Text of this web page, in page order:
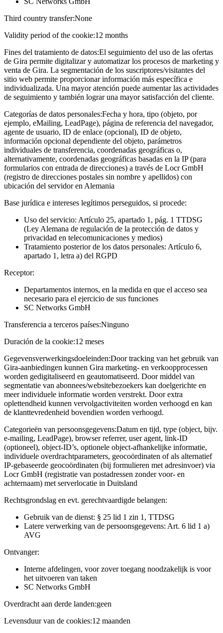
Third country transfer:None
Validity period of the cookie:12 months
Fines del tratamiento de datos:El seguimiento del uso de las ofertas
de Gira permite digitalizar y automatizar los procesos de marketing y
venta de Gira. La segmentación de los suscriptores/visitantes del
sitio web permite proporcionar información más específica e
individualizada. Una mayor atención puede aumentar las actividades
de seguimiento y también lograr una mayor satisfacción del cliente.
Categorías de datos personales:Fecha y hora, tipo (objeto, por
ejemplo, eMailing, LeadPage), página de referencia del navegador,
agente de usuario, ID de enlace (opcional), ID de objeto,
información opcional dependiente del objeto, parámetros
individuales de transferencia, coordenadas geográficas o,
alternativamente, coordenadas geográficas basadas en la IP (para
formularios con entrada de direcciones) a través de Locr GmbH
(registro de direcciones postales sin nombre y apellidos) con
ubicación del servidor en Alemania
Base jurídica e intereses legítimos perseguidos, si procede:
Uso del servicio: Artículo 25, apartado 1, pág. 1 TTDSG
(Ley Alemana de regulación de la protección de datos y
privacidad en telecomunicaciones y medios)
Tratamiento posterior de los datos personales: Artículo 6,
apartado 1, letra a) del RGPD
Receptor:
Departamentos internos, en la medida en que el acceso sea
necesario para el ejercicio de sus funciones
SC Networks GmbH
Transferencia a terceros países:Ninguno
Duración de la cookie:12 meses
Gegevensverwerkingsdoeleinden:Door tracking van het gebruik van
Gira-aanbiedingen kunnen Gira marketing- en verkoopprocessen
worden gedigitaliseerd en geautomatiseerd. Door middel van
segmentatie van abonnees/websitebezoekers kan doelgerichte en
meer individuele informatie worden verstrekt. Door extra
oplettendheid kunnen vervolgactiviteiten worden verhoogd en kan
de klanttevredenheid bovendien worden verhoogd.
Categorieën van persoonsgegevens:Datum en tijd, type (object, bijv.
e-mailing, LeadPage), browser referrer, user agent, link-ID
(optioneel), object-ID’s, optionele object-afhankelijke informatie,
individuele overdrachtparameters, geocoördinaten of als alternatief
IP-gebaseerde geocoördinaten (bij formulieren met adresinvoer) via
Locr GmbH (registratie van postadressen zonder voor- en
achternaam) met serverlocatie in Duitsland
Rechtsgrondslag en evt. gerechtvaardigde belangen:
Gebruik van de dienst: § 25 lid 1 zin 1, TTDSG
Latere verwerking van de persoonsgegevens: Art. 6 lid 1 a)
AVG
Ontvanger:
Interne afdelingen, voor zover toegang noodzakelijk is voor
het uitvoeren van taken
SC Networks GmbH
Overdracht aan derde landen:geen
Levensduur van de cookies:12 maanden